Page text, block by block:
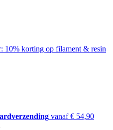
​​10% korting op filament & resin
vanaf € 54,90